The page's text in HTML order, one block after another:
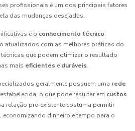
profissionais é um dos principais fatores
das mudanças desejadas.
é o conhecimento técnico.
atualizados com as melhores práticas do
que podem otimizar o resultado
mais eficientes e duráveis.
geralmente possuem uma rede
o que pode resultar em custos
relação pré-existente costuma permitir
dinheiro e tempo para o